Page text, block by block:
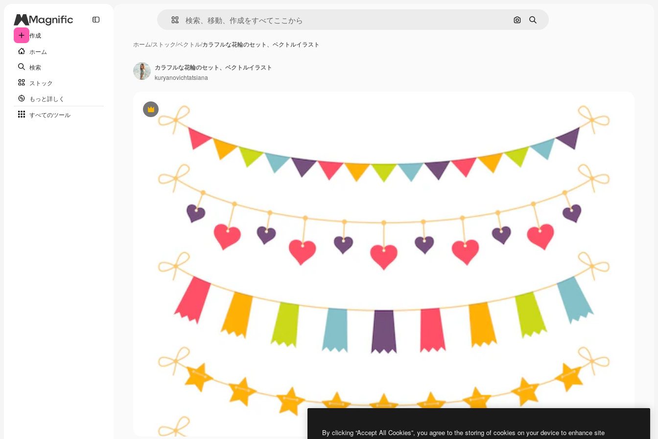
作成
ホーム
検索
ストック
もっと詳しく
すべてのツール
画像で検索
検索
ホーム/ストック/ベクトル/カラフルな花輪のセット、ベクトルイラスト
Premium
カラフルな花輪のセット、ベクトルイラスト
kuryanovichtatsiana
By clicking “Accept All Cookies”, you agree to the storing of cookies on your device to enhance site